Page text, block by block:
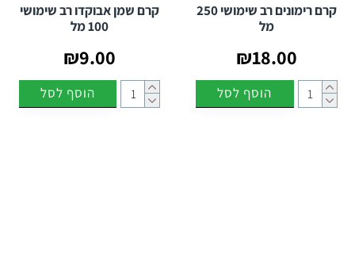
קרם רימונים רב שימושי 250
מל
₪18.00
הוסף לסל
קרם שמן אבוקדו רב שימושי
100 מל
₪9.00
הוסף לסל